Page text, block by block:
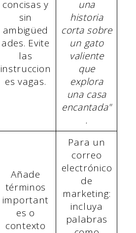
concisas y
sin
ambigüed
ades. Evite
las
instruccion
es vagas.
una
historia
corta sobre
un gato
valiente
que
explora
una casa
encantada"
.
Añade
términos
important
es o
contexto
Para un
correo
electrónico
de
marketing:
incluya
palabras